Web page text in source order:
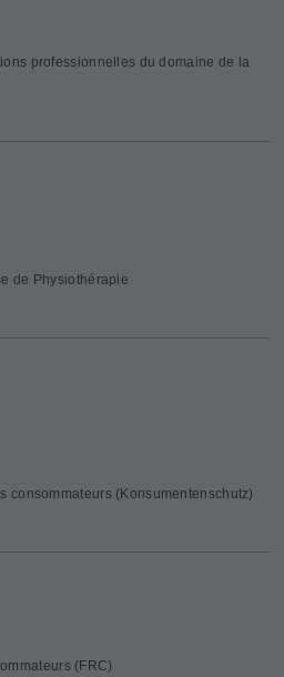
professionnelles du domaine de la
de Physiothérapie
consommateurs (Konsumentenschutz)
(FRC)